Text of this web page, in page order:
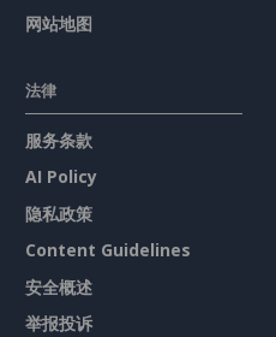
网站地图
法律
服务条款
AI Policy
隐私政策
Content Guidelines
安全概述
举报投诉